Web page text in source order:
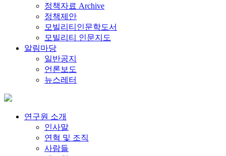
정책자료 Archive
정책제안
모빌리티인문학도서
모빌리티 인문지도
알림마당
일반공지
언론보도
뉴스레터
연구원 소개
인사말
연혁 및 조직
사람들